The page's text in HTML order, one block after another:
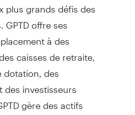
plus grands défis des
offre ses
à des
caisses de retraite,
des
investisseurs
gère des actifs